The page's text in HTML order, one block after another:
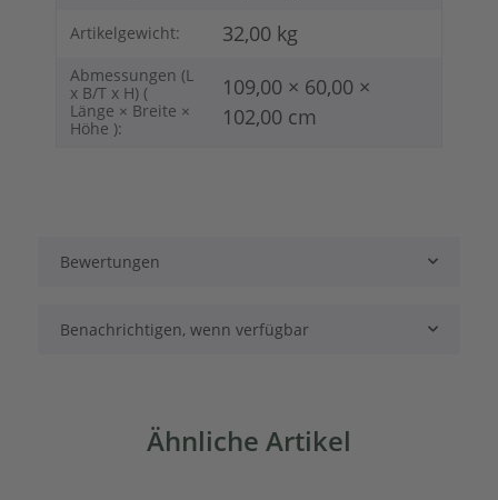
Artikelgewicht: 32,00 kg
Abmessungen (L
x B/T x H) (
Länge × Breite ×
Höhe ):
109,00 × 60,00 ×
102,00 cm
Bewertungen
Benachrichtigen, wenn verfügbar
Ähnliche Artikel